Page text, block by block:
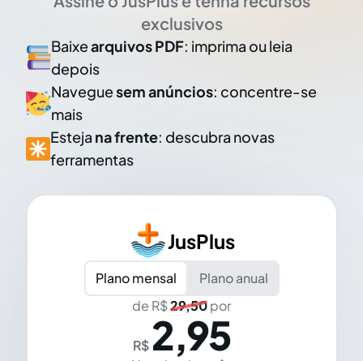
exclusivos
Baixearquivos PDF: imprima ou leia
depois
Naveguesem anúncios: concentre-se
mais
Esteja na frente: descubra novas
ferramentas
JusPlus
Plano mensal
Plano anual
de R$29,50por
R$ 2,95